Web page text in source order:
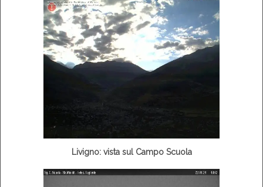
Livigno: vista sul Campo Scuola